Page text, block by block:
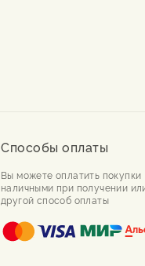
Способы оплаты
Вы можете оплатить покупки
наличными при получении
другой способ оплаты